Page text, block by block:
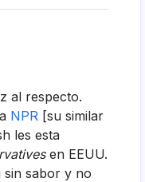
al respecto.
NPR [su similar
les esta
en EEUU.
sin sabor y no